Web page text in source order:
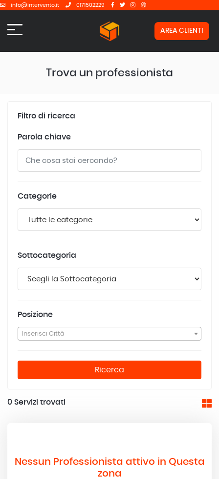
info@intervento.it 0171502229
AREA CLIENTI
Trova un professionista
Filtro di ricerca
Parola chiave
Categorie
Sottocategoria
Posizione
Inserisci Città
Ricerca
0 Servizi trovati
Nessun Professionista attivo in Questa
zona